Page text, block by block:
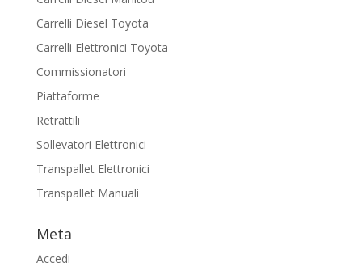
Carrelli Diesel Toyota
Carrelli Elettronici Toyota
Commissionatori
Piattaforme
Retrattili
Sollevatori Elettronici
Transpallet Elettronici
Transpallet Manuali
Meta
Accedi